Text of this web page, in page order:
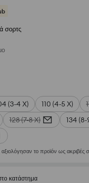
σορτς
(3-4 Χ) 110 (4-5 Χ)
128 (7-8 Χ)
134 (8-
το προϊόν ως ακριβές
κατάστημα